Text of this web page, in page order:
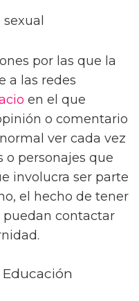
por las que la
a las redes
en el que
o comentario
ver cada vez
o personajes que
involucra ser parte
el hecho de tener
puedan contactar